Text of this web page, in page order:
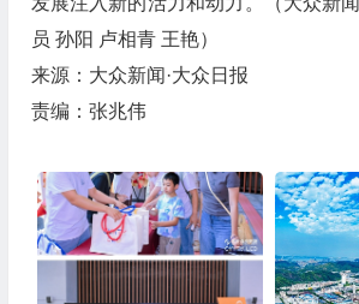
员 孙阳 卢相青 王艳）
来源：大众新闻·大众日报
责编：张兆伟